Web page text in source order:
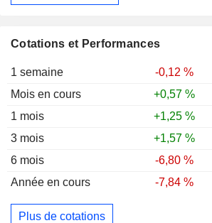
Cotations et Performances
1 semaine
-0,12 %
Mois en cours
+0,57 %
1 mois
+1,25 %
3 mois
+1,57 %
6 mois
-6,80 %
Année en cours
-7,84 %
Plus de cotations